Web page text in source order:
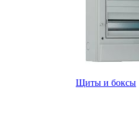
Щиты и боксы